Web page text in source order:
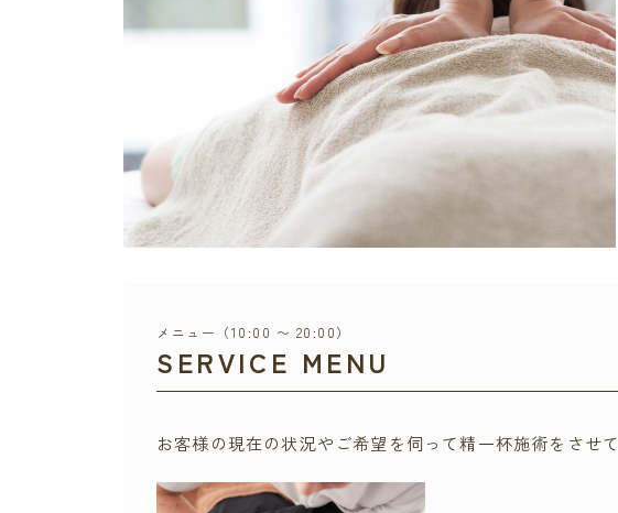
メニュー（10:00 〜 20:00）
SERVICE MENU
お客様の現在の状況やご希望を伺って精一杯施術をさせ